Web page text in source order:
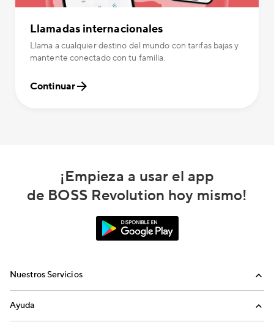
Llamadas internacionales
Llama a cualquier destino del mundo con tarifas bajas y
mantente conectado con tu familia.
Continuar
¡Empieza a usar el app
de BOSS Revolution hoy mismo!
Nuestros Servicios
Recargas Internacionales
Ayuda